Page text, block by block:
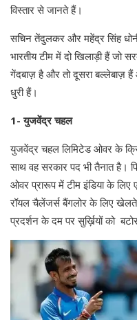
विस्तार से जानते हैं।
सचिन तेंदुलकर और महेंद्र सिंह
भारतीय टीम में दो खिलाड़ी हैं जो
गेंदबाज़ है और तो दूसरा बल्लेबाज़ हैं
धुरी हैं।
1- युजवेंद्र चहल
युजवेंद्र चहल लिमिटेड ओवर के
साथ वह सरकार पद भी तैनात है।
ओवर प्रारूप में टीम इंडिया के
रॉयल चैलेंजर्स बैंगलोर के लिए खेलते
प्रदर्शन के दम पर सुर्ख़ियों को